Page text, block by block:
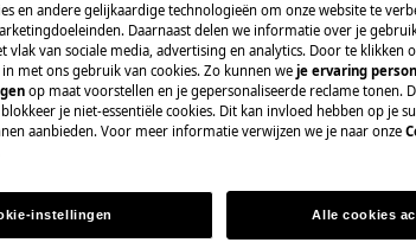
/ koel/vriescombinatie
Boek een
Maak een
onze
en andere gelijkaardige technologieën om onze website te
Daarnaast delen we informatie over je
vlak van sociale media, advertising en analytics. Door te klikken
in met ons gebruik van cookies. Zo kunnen we je ervaring
op maat voorstellen en je gepersonaliseerde reclame tonen.
blokkeer je niet-essentiële cookies. Dit kan invloed hebben op je
aanbieden. Voor meer informatie verwijzen we je naar onze
instellingen Alle cookies